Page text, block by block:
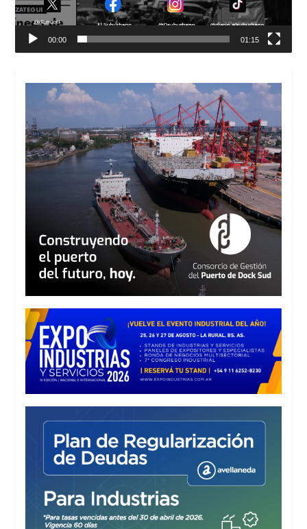
00:00 01:15